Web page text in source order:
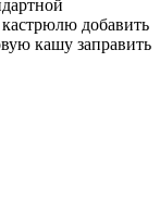
добавить
кашу заправить